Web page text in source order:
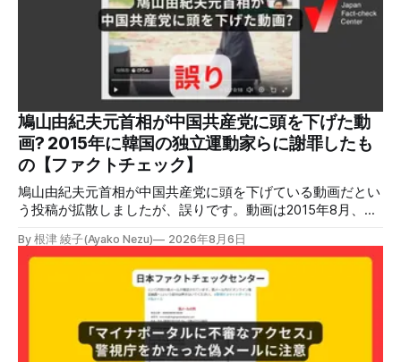
ガスを燃料としてガスエンジンやガスタービンで発電し、排
熱を冷暖房などに利用する「ガスコージェネレーション」が
原因だとする投稿が拡散した（例1、例2）。 検証する理由
ソーシャルリスニングツールMeltwaterで調べると、これら
の投稿の表示回数は少なくとも合計194万回を超えている。
爆発の原因をめぐって、さまざまな根拠不明の情報が飛び交
っているため検証する。 検証過程 イオンモール熊本の爆発
2026年7月28日午後16時27分ごろ、熊本県で震度7の地震が
発生した。午後6時ごろ、嘉島町のショッピングセンター
「イ
鳩山由紀夫元首相が中国共産党に頭を下げた動
画? 2015年に韓国の独立運動家らに謝罪したも
の【ファクトチェック】
鳩山由紀夫元首相が中国共産党に頭を下げている動画だとい
う投稿が拡散しましたが、誤りです。動画は2015年8月、鳩
立運動家らに謝罪した映像です。中国共産党に対して頭を下
げている動画ではありません。 検証対象 拡散した言説 2026
年7月30日、「日本人がなぜ左翼を嫌うのか、考えたことは
ありますか？/ここに日本の左寄り首相だった鳩山由紀夫が
います。彼は2009年から2010年まで1年間務めました。/こ
のビデオでは、彼が中国を訪問中に中国共産党に対して恥じ
らいながら頭を下げています」という英文付きの動画がXで
By 根津 綾子(Ayako Nezu) 2026年8月6日